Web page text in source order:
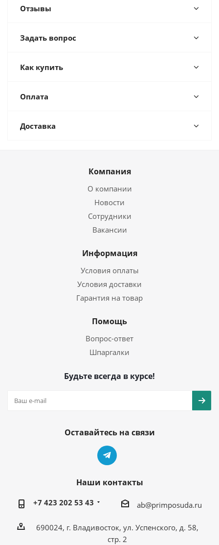
Отзывы
Задать вопрос
Как купить
Оплата
Доставка
Компания
О компании
Новости
Сотрудники
Вакансии
Информация
Условия оплаты
Условия доставки
Гарантия на товар
Помощь
Вопрос-ответ
Шпаргалки
Будьте всегда в курсе!
Оставайтесь на связи
Наши контакты
+7 423 202 53 43 ab@primposuda.ru
690024, г. Владивосток, ул. Успенского, д. 58,
стр. 2